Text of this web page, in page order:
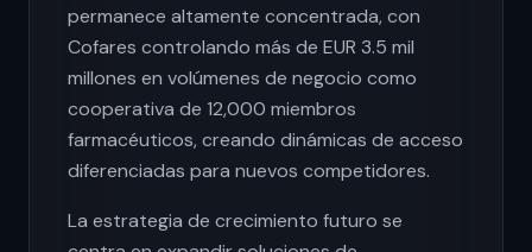
permanece altamente concentrada, con
Cofares controlando más de EUR 3.5 mil
millones en volúmenes de negocio como
cooperativa de 12,000 miembros
farmacéuticos, creando dinámicas de acceso
diferenciadas para nuevos competidores.
La estrategia de crecimiento futuro se